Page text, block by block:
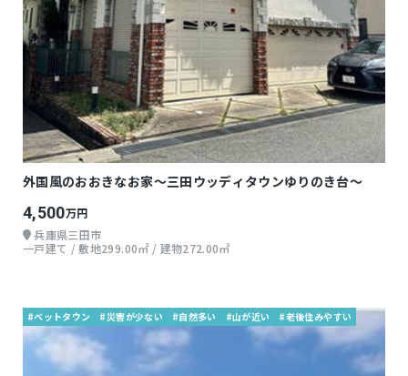
外国風のおおきなお家～三田ウッディタウンゆりのき台～
4,500万円
兵庫県三田市
一戸建て / 敷地299.00㎡ / 建物272.00㎡
#ベットタウン #災害が少ない #自然多い #山が近い #老後住みやすい